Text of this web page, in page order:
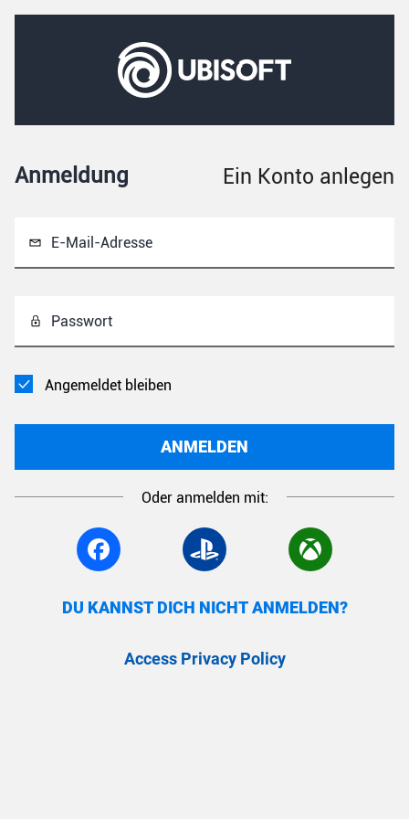
Anmeldung Ein Konto anlegen
E-Mail-Adresse
Passwort
Angemeldet bleiben
ANMELDEN
Oder anmelden mit:
DU KANNST DICH NICHT ANMELDEN?
Access Privacy Policy